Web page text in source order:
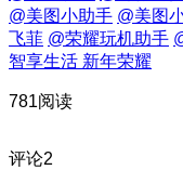
@美图小助手 @美图
飞菲 @荣耀玩机助手
智享生活 新年荣耀
781阅读
评论2